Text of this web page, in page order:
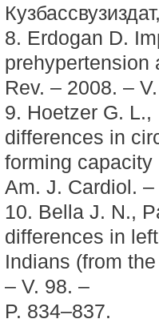
8. Erdogan D.
prehypertension
Rev. – 2008. –
9. Hoetzer G.
differences in
forming
Am. J. Cardiol.
10. Bella J. N.,
differences in
Indians (from
– V. 98. –
P. 834–837.